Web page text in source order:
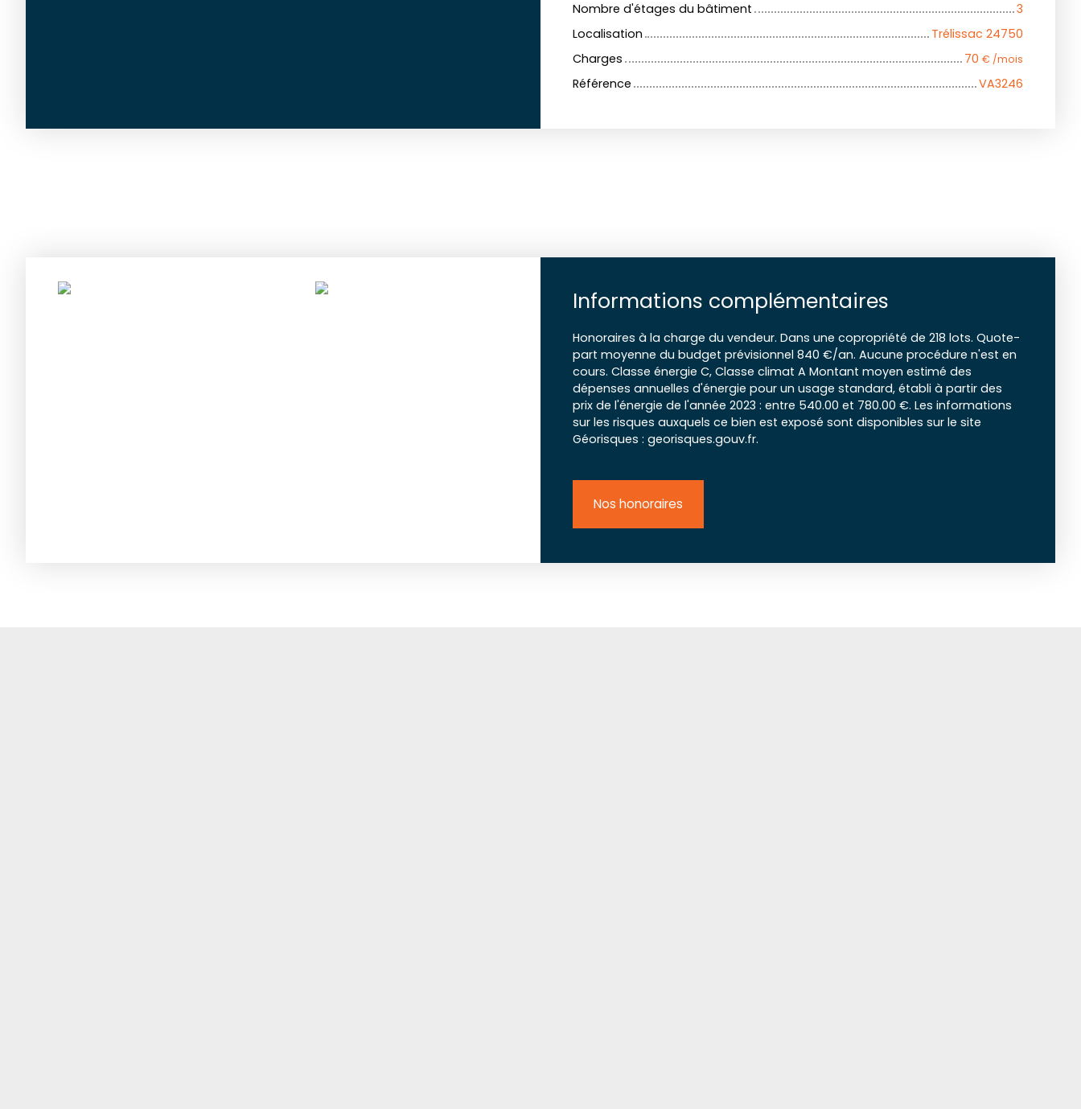
Nombre d'étages du bâtiment
3
Localisation
Trélissac 24750
Charges
70 € /mois
Référence VA3246
Informations complémentaires
Honoraires à la charge du vendeur. Dans une copropriété de 218 lots. Quote-
part moyenne du budget prévisionnel 840 €/an. Aucune procédure n'est en
cours. Classe énergie C, Classe climat A Montant moyen estimé des
dépenses annuelles d'énergie pour un usage standard, établi à partir des
prix de l'énergie de l'année 2023 : entre 540.00 et 780.00 €. Les informations
sur les risques auxquels ce bien est exposé sont disponibles sur le site
Géorisques : georisques.gouv.fr.
Nos honoraires